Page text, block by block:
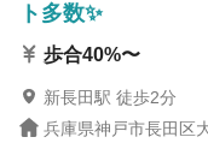
ト多数✨
歩合40%〜
新長田駅 徒歩2分
兵庫県神戸市長田区